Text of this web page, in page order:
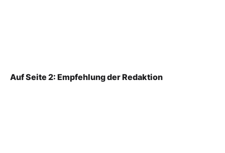
Auf Seite 2: Empfehlung der Redaktion